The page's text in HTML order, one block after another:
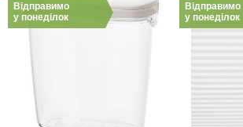
Відправимо
у понеділок
Відправимо
у понеділок